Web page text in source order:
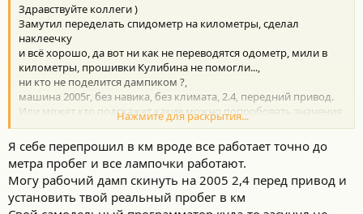
Здравствуйте коллеги )
Замутил переделать спидометр на километры, сделал
наклеечку
и всё хорошо, да вот ни как не переводятся одометр, мили в
километры, прошивки Кулибина не помогли...,
ни кто не поделится дампиком ?,
машина 2005г, без навика, без климата, 2.4, передний привод.
Или может кто подскажет какие можно попробовать значения
залить в последние три байта ?
(в принципе не в лом все 256 вариантов перепробовать, но нет
уверенности что что-нибуть не "отвалится" по ходу, так
например при значении "EC" пропала подсветка магнитолы
))
Нажмите для раскрытия...
Я себе перепрошил в км вроде все работает точно до
метра пробег и все лампочки работают.
Могу рабочий дамп скинуть на 2005 2,4 перед привод и
установить твой реальный пробег в км